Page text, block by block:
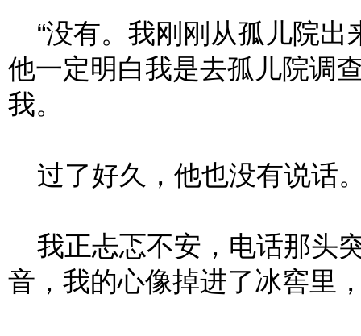
“没有。我刚刚从孤儿院出
他一定明白我是去孤儿院调
我。
过了好久，他也没有说话
我正忐忑不安，电话那头
音，我的心像掉进了冰窖里